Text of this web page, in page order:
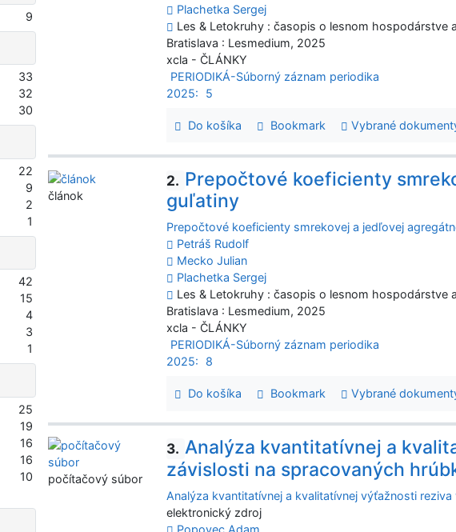
Plachetka Sergej
Les & Letokruhy : časopis o lesnom
Bratislava : Lesmedium, 2025
xcla - ČLÁNKY
PERIODIKÁ-Súborný záznam periodika
2025:
5
Do košíka Bookmark Vybrané
2. Prepočtové koeficienty
guľatiny
Prepočtové koeficienty smrekovej a jedľovej
Petráš Rudolf
Mecko Julian
Plachetka Sergej
Les & Letokruhy : časopis o lesnom hospodárstve
Bratislava : Lesmedium, 2025
xcla - ČLÁNKY
PERIODIKÁ-Súborný záznam periodika
2025:
8
Do košíka Bookmark Vybrané
článok
3. Analýza kvantitatívnej a
závislosti na spracovaných
Analýza kvantitatívnej a kvalitatívnej výťažnosti
elektronický zdroj
Popovec Adam
počítačový súbor
9
33
32
30
22
9
2
1
42
15
4
3
1
25
19
16
16
10